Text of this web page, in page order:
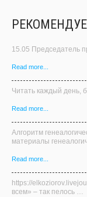
15.05 Председатель
Read more...
Читать каждый день,
Read more...
Алгоритм
материалы
Read more...
https://
всем» – так пелось …